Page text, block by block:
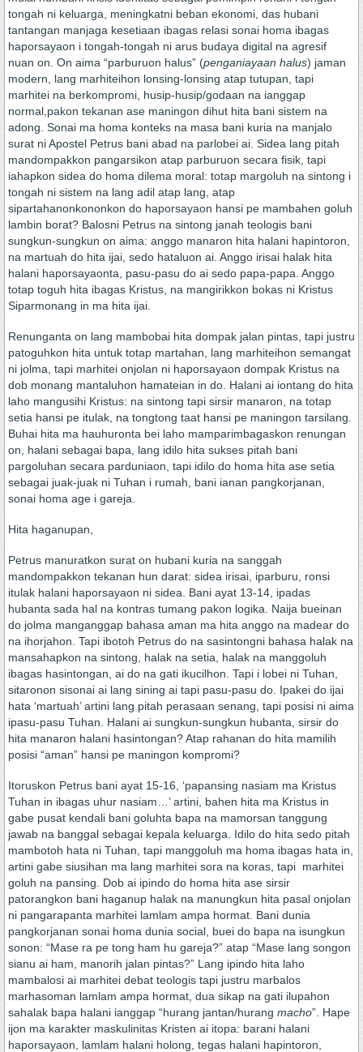
tongah ni keluarga, meningkatni beban ekonomi, das hubani
tantangan manjaga kesetiaan ibagas relasi sonai homa ibagas
haporsayaon i tongah-tongah ni arus budaya digital na agresif
nuan on. On aima “parburuon halus” (penganiayaan halus) jaman
modern, lang marhiteihon lonsing-lonsing atap tutupan, tapi
marhitei na berkompromi, husip-husip/godaan na ianggap
normal,pakon tekanan ase maningon dihut hita bani sistem na
adong. Sonai ma homa konteks na masa bani kuria na manjalo
surat ni Apostel Petrus bani abad na parlobei ai. Sidea lang pitah
mandompakkon pangarsikon atap parburuon secara fisik, tapi
iahapkon sidea do homa dilema moral: totap margoluh na sintong i
tongah ni sistem na lang adil atap lang, atap
sipartahanonkononkon do haporsayaon hansi pe mambahen goluh
lambin borat? Balosni Petrus na sintong janah teologis bani
sungkun-sungkun on aima: anggo manaron hita halani hapintoron,
na martuah do hita ijai, sedo hataluon ai. Anggo irisai halak hita
halani haporsayaonta, pasu-pasu do ai sedo papa-papa. Anggo
totap toguh hita ibagas Kristus, na mangirikkon bokas ni Kristus
Siparmonang in ma hita ijai.
Renunganta on lang mambobai hita dompak jalan pintas, tapi justru
patoguhkon hita untuk totap martahan, lang marhiteihon semangat
ni jolma, tapi marhitei onjolan ni haporsayaon dompak Kristus na
dob monang mantaluhon hamateian in do. Halani ai iontang do hita
laho mangusihi Kristus: na sintong tapi sirsir manaron, na totap
setia hansi pe itulak, na tongtong taat hansi pe maningon tarsilang.
Buhai hita ma hauhuronta bei laho mamparimbagaskon renungan
on, halani sebagai bapa, lang idilo hita sukses pitah bani
pargoluhan secara parduniaon, tapi idilo do homa hita ase setia
sebagai juak-juak ni Tuhan i rumah, bani ianan pangkorjanan,
sonai homa age i gareja.
Hita haganupan,
Petrus manuratkon surat on hubani kuria na sanggah
mandompakkon tekanan hun darat: sidea irisai, iparburu, ronsi
itulak halani haporsayaon ni sidea. Bani ayat 13-14, ipadas
hubanta sada hal na kontras tumang pakon logika. Naija bueinan
do jolma manganggap bahasa aman ma hita anggo na madear do
na ihorjahon. Tapi ibotoh Petrus do na sasintongni bahasa halak na
mansahapkon na sintong, halak na setia, halak na manggoluh
ibagas hasintongan, ai do na gati ikucilhon. Tapi i lobei ni Tuhan,
sitaronon sisonai ai lang sining ai tapi pasu-pasu do. Ipakei do ijai
hata ‘martuah’ artini lang pitah perasaan senang, tapi posisi ni aima
ipasu-pasu Tuhan. Halani ai sungkun-sungkun hubanta, sirsir do
hita manaron halani hasintongan? Atap rahanan do hita mamilih
posisi “aman” hansi pe maningon kompromi?
Itoruskon Petrus bani ayat 15-16, ‘papansing nasiam ma Kristus
Tuhan in ibagas uhur nasiam…’ artini, bahen hita ma Kristus in
gabe pusat kendali bani goluhta bapa na mamorsan tanggung
jawab na banggal sebagai kepala keluarga. Idilo do hita sedo pitah
mambotoh hata ni Tuhan, tapi manggoluh ma homa ibagas hata in,
artini gabe siusihan ma lang marhitei sora na koras, tapi marhitei
goluh na pansing. Dob ai ipindo do homa hita ase sirsir
patorangkon bani haganup halak na manungkun hita pasal onjolan
ni pangarapanta marhitei lamlam ampa hormat. Bani dunia
pangkorjanan sonai homa dunia social, buei do bapa na isungkun
sonon: “Mase ra pe tong ham hu gareja?” atap “Mase lang songon
sianu ai ham, manorih jalan pintas?” Lang ipindo hita laho
mambalosi ai marhitei debat teologis tapi justru marbalos
marhasoman lamlam ampa hormat, dua sikap na gati ilupahon
sahalak bapa halani ianggap “hurang jantan/hurang macho”. Hape
ijon ma karakter maskulinitas Kristen ai itopa: barani halani
haporsayaon, lamlam halani holong, tegas halani hapintoron,